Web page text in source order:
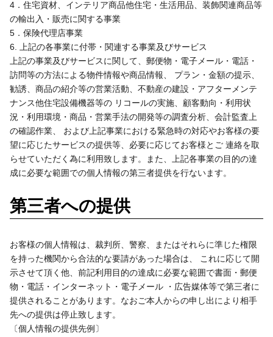
4．住宅資材、インテリア商品他住宅・生活用品、装飾関連商品等
の輸出入・販売に関する事業
5．保険代理店事業
6. 上記の各事業に付帯・関連する事業及びサービス
上記の事業及びサービスに関して、郵便物・電子メール・電話・
訪問等の方法による物件情報や商品情報、 プラン・金額の提示、
勧誘、商品の紹介等の営業活動、不動産の建設・アフターメンテ
ナンス他住宅設備機器等の リコールの実施、顧客動向・利用状
況・利用環境・商品・営業手法の開発等の調査分析、会計監査上
の確認作業、 および上記事業における緊急時の対応やお客様の要
望に応じたサービスの提供等、必要に応じてお客様とご 連絡を取
らせていただく為に利用致します。また、上記各事業の目的の達
成に必要な範囲での個人情報の第三者提供を行ないます。
第三者への提供
お客様の個人情報は、裁判所、警察、またはそれらに準じた権限
を持った機関から合法的な要請があった場合は、 これに応じて開
示させて頂く他、前記利用目的の達成に必要な範囲で書面・郵便
物・電話・インターネット・電子メール ・広告媒体等で第三者に
提供されることがあります。なおご本人からの申し出により相手
先への提供は停止致します。
〔個人情報の提供先例〕